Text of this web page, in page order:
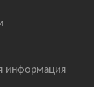
информация